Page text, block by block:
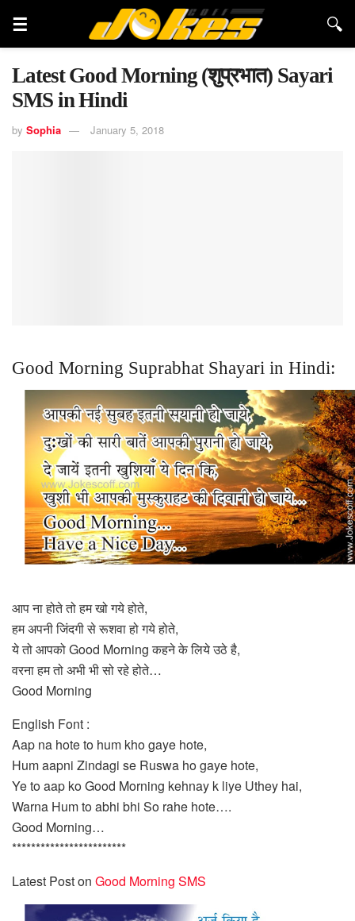
Latest Good Morning (शुप्रभात) Sayari
SMS in Hindi
by Sophia January 5, 2018
Good Morning Suprabhat Shayari in Hindi:
आप ना होते तो हम खो गये होते,
हम अपनी जिंदगी से रूशवा हो गये होते,
ये तो आपको Good Morning कहने के लिये उठे है,
वरना हम तो अभी भी सो रहे होते…
Good Morning
English Font :
Aap na hote to hum kho gaye hote,
Hum aapni Zindagi se Ruswa ho gaye hote,
Ye to aap ko Good Morning kehnay k liye Uthey hai,
Warna Hum to abhi bhi So rahe hote….
Good Morning…
************************
Latest Post on Good Morning SMS